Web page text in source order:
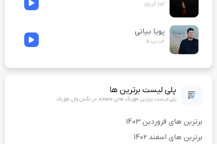
کجا گریزم
پویا بیاتی
من بی تو
پلی لیست برترین ها
پلی لیست برترین موزیک های ماهانه در نگس وان موزیک
برترین های فروردین 1403
برترین های اسفند 1402